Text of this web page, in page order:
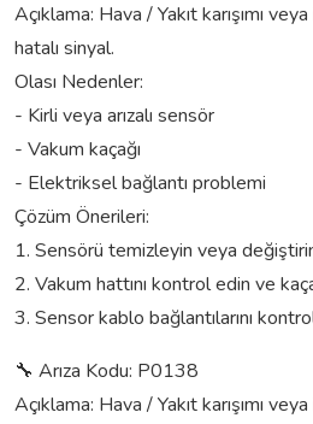
Açıklama: Hava / Yakıt karışımı
hatalı sinyal.
Olası Nedenler:
- Kirli veya arızalı sensör
- Vakum kaçağı
- Elektriksel bağlantı problemi
Çözüm Önerileri:
1. Sensörü temizleyin veya
2. Vakum hattını kontrol edin ve
3. Sensor kablo bağlantılarını
🔧 Arıza Kodu: P0138
Açıklama: Hava / Yakıt karışımı